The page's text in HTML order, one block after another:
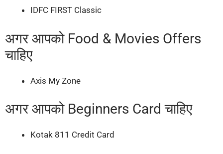
IDFC FIRST Classic
अगर आपको Food & Movies Offers
चाहिए
Axis My Zone
अगर आपको Beginners Card चाहिए
Kotak 811 Credit Card